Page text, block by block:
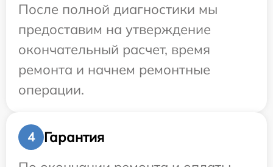
После полной диагностики мы
предоставим на утверждение
окончательный расчет, время
ремонта и начнем ремонтные
операции.
4
Гарантия